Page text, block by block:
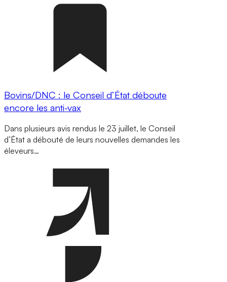
Bovins/DNC : le Conseil d’État déboute
encore les anti-vax
Dans plusieurs avis rendus le 23 juillet, le Conseil
d’État a débouté de leurs nouvelles demandes les
éleveurs…